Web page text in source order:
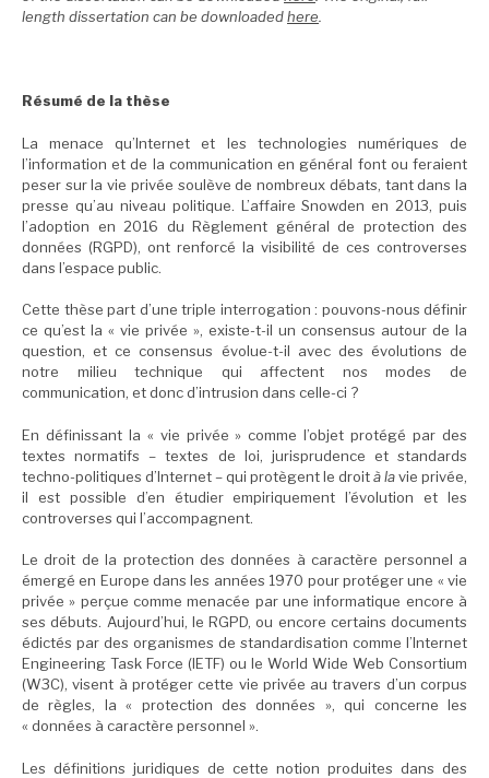
length dissertation can be downloadedhere
Résumé de la thèse
La menace qu’Internet et les technologies numériques de
l’information et de la communication en général font ou feraient
peser sur la vie privée soulève de nombreux débats, tant dans la
presse qu’au niveau politique. L’affaire Snowden en 2013, puis
l’adoption en 2016 du Règlement général de protection des
données (RGPD), ont renforcé la visibilité de ces controverses
dans l’espace public.
Cette thèse part d’une triple interrogation : pouvons-nous définir
ce qu’est la « vie privée », existe-t-il un consensus autour de la
question, et ce consensus évolue-t-il avec des évolutions de
notre milieu technique qui affectent nos modes de
communication, et donc d’intrusion dans celle-ci ?
En définissant la « vie privée » comme l’objet protégé par des
textes normatifs – textes de loi, jurisprudence et standards
techno-politiques d’Internet – qui protègent le droità lavie privée,
il est possible d’en étudier empiriquement l’évolution et les
controverses qui l’accompagnent.
Le droit de la protection des données à caractère personnel a
émergé en Europe dans les années 1970 pour protéger une « vie
privée » perçue comme menacée par une informatique encore à
ses débuts. Aujourd’hui, le RGPD, ou encore certains documents
édictés par des organismes de standardisation comme l’Internet
Engineering Task Force (IETF) ou le World Wide Web Consortium
(W3C), visent à protéger cette vie privée au travers d’un corpus
de règles, la « protection des données », qui concerne les
« données à caractère personnel ».
Les définitions juridiques de cette notion produites dans des